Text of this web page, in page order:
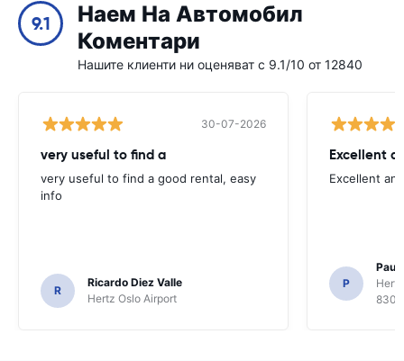
9.1
Наем На Автомобил
Коментари
Нашите клиенти ни оценяват с 9.1/10 от 12840
30-07-2026
very useful to find a
very useful to find a good rental, easy
info
R
Ricardo Diez Valle
Hertz Oslo Airport
Excellent
Excellent
P
Paul
8300